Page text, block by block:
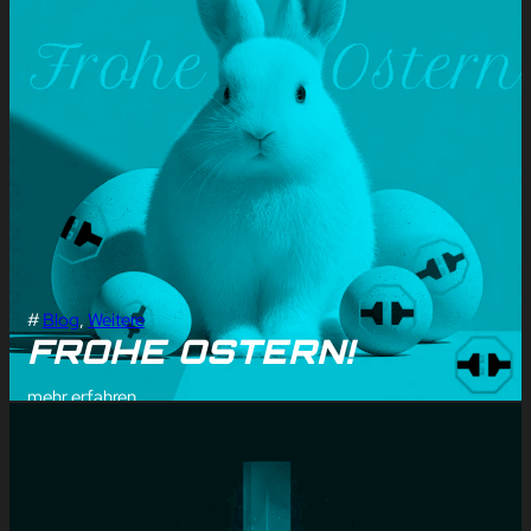
# Blog, Weitere
FROHE OSTERN!
mehr erfahren